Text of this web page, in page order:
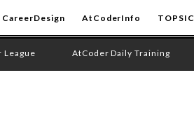
CareerDesign AtCoderInfo TOPSIC
League AtCoder Daily Training